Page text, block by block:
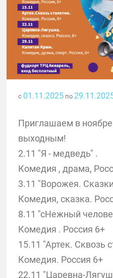
с 01.11.2025по
Приглашаем в
выходным!
2.11 "Я - медведь" .
Комедия , драма,
3.11 "Ворожея.
Комедия, сказка.
8.11 "сНежный
Комедия . Россия 6+
15.11 "Артек. Сквозь
Комедия. Россия 6+
22.11 "Царевна-